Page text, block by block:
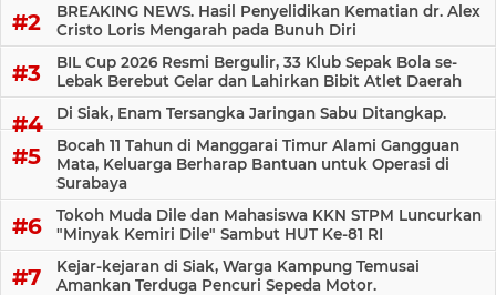
BREAKING NEWS. Hasil Penyelidikan Kematian dr. Alex
Cristo Loris Mengarah pada Bunuh Diri
BIL Cup 2026 Resmi Bergulir, 33 Klub Sepak Bola se-
Lebak Berebut Gelar dan Lahirkan Bibit Atlet Daerah
Di Siak, Enam Tersangka Jaringan Sabu Ditangkap.
Bocah 11 Tahun di Manggarai Timur Alami Gangguan
Mata, Keluarga Berharap Bantuan untuk Operasi di
Surabaya
Tokoh Muda Dile dan Mahasiswa KKN STPM Luncurkan
"Minyak Kemiri Dile" Sambut HUT Ke-81 RI
Kejar-kejaran di Siak, Warga Kampung Temusai
Amankan Terduga Pencuri Sepeda Motor.